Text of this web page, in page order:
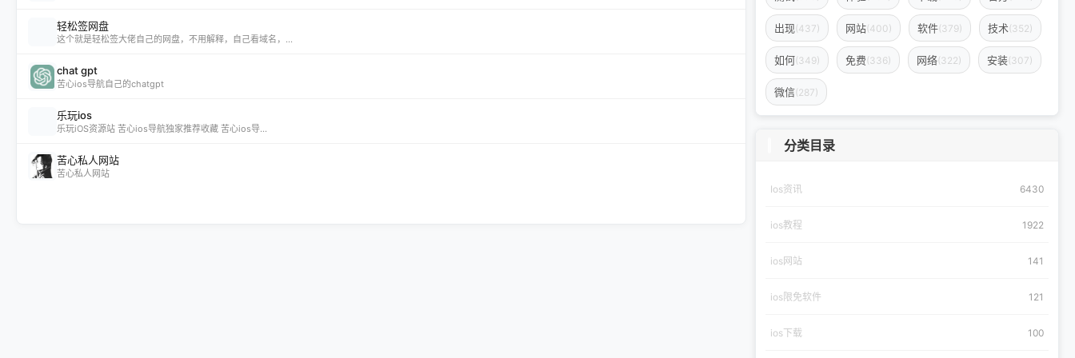
轻松签网盘
这个就是轻松签大佬自己的网盘，不用解释，自己看域名，...
chat gpt
苦心ios导航自己的chatgpt
乐玩ios
乐玩iOS资源站 苦心ios导航独家推荐收藏 苦心ios导...
苦心私人网站
苦心私人网站
出现(437) 网站(400) 软件(379) 技术(352)
如何(349) 免费(336) 网络(322) 安装(307)
微信(287)
分类目录
Ios资讯 6430
ios教程 1922
ios网站 141
ios限免软件 121
ios下载 100